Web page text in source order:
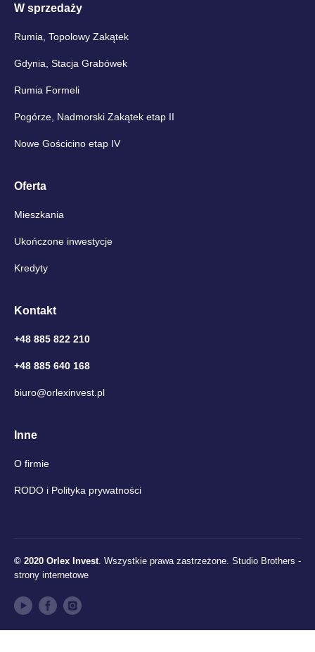
W sprzedaży
Rumia, Topolowy Zakątek
Gdynia, Stacja Grabówek
Rumia Formeli
Pogórze, Nadmorski Zakątek etap II
Nowe Gościcino etap IV
Oferta
Mieszkania
Ukończone inwestycje
Kredyty
Kontakt
+48 885 822 210
+48 885 640 168
biuro@orlexinvest.pl
Inne
O firmie
RODO i Polityka prywatności
© 2020 Orlex Invest. Wszystkie prawa zastrzeżone. Studio Brothers -
strony internetowe